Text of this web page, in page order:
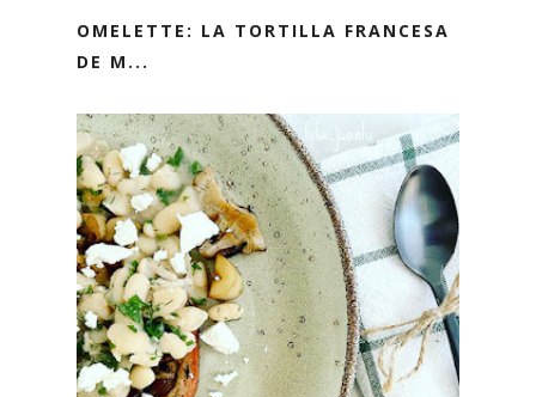
OMELETTE: LA TORTILLA FRANCESA
DE M...